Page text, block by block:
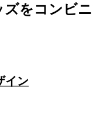
ズをコンビ
イン